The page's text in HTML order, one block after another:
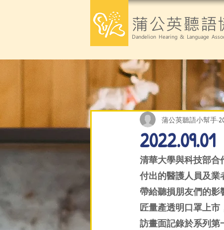
蒲公英聽語
Dandelion Hearing & Language
蒲公英聽語小幫手
清華大學與科技部
付出的醫護人員及
帶給聽損朋友們的
匠量產透明口罩上
訪畫面記錄於系列第